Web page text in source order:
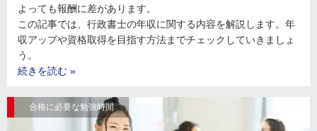
よっても報酬に差があります。
この記事では、行政書士の年収に関する内容を解説します。年
収アップや資格取得を目指す方法までチェックしていきましょ
う。
続きを読む »
合格に必要な勉強時間